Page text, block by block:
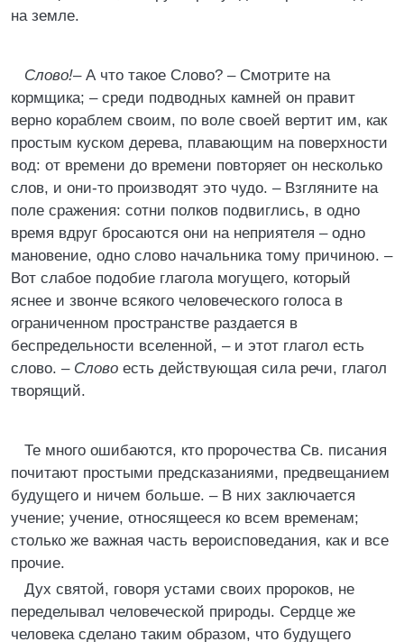
на земле.
Слово!– А что такое Слово? – Смотрите на
кормщика; – среди подводных камней он правит
верно кораблем своим, по воле своей вертит им, как
простым куском дерева, плавающим на поверхности
вод: от времени до времени повторяет он несколько
слов, и они-то производят это чудо. – Взгляните на
поле сражения: сотни полков подвиглись, в одно
время вдруг бросаются они на неприятеля – одно
мановение, одно слово начальника тому причиною. –
Вот слабое подобие глагола могущего, который
яснее и звонче всякого человеческого голоса в
ограниченном пространстве раздается в
беспредельности вселенной, – и этот глагол есть
слово. – Слово есть действующая сила речи, глагол
творящий.
Те много ошибаются, кто пророчества Св. писания
почитают простыми предсказаниями, предвещанием
будущего и ничем больше. – В них заключается
учение; учение, относящееся ко всем временам;
столько же важная часть вероисповедания, как и все
прочие.
Дух святой, говоря устами своих пророков, не
переделывал человеческой природы. Сердце же
человека сделано таким образом, что будущего